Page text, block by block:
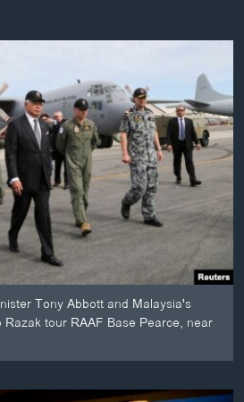
Tony Abbott and Malaysia's
tour RAAF Base Pearce, near